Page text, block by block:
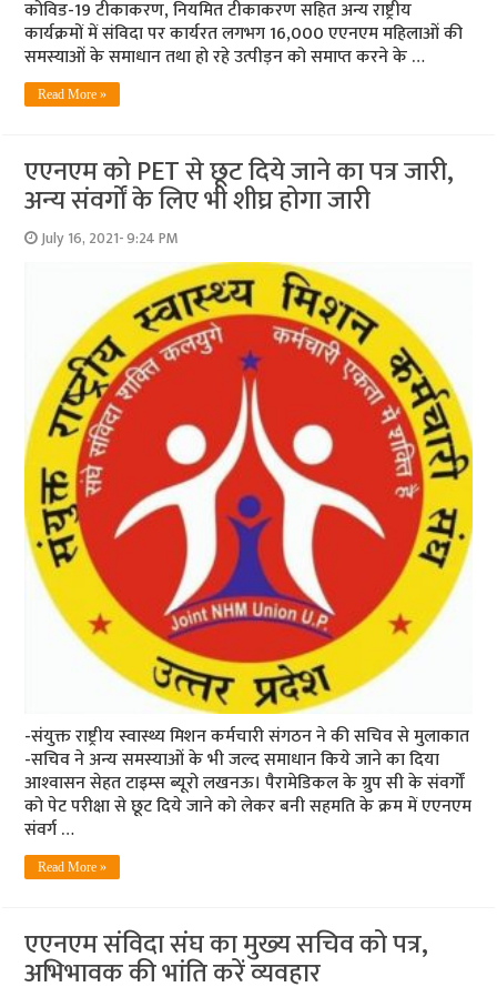
कोविड-19 टीकाकरण, नियमित टीकाकरण सहित अन्य राष्ट्रीय
कार्यक्रमों में संविदा पर कार्यरत लगभग 16,000 एएनएम महिलाओं की
समस्याओं के समाधान तथा हो रहे उत्पीड़न को समाप्त करने के …
Read More »
एएनएम को PET से छूट दिये जाने का पत्र जारी,
अन्‍य संवर्गों के लिए भी शीघ्र होगा जारी
July 16, 2021- 9:24 PM
-संयुक्त राष्ट्रीय स्वास्थ्य मिशन कर्मचारी संगठन ने की सचिव से मुलाकात
-स‍चिव ने अन्‍य समस्‍याओं के भी जल्‍द समाधान किये जाने का दिया
आश्‍वासन सेहत टाइम्‍स ब्‍यूरो लखनऊ। पैरामेडिकल के ग्रुप सी के संवर्गों
को पेट परीक्षा से छूट दिये जाने को लेकर बनी सहमति के क्रम में एएनएम
संवर्ग …
Read More »
एएनएम संविदा संघ का मुख्‍य सचिव को पत्र,
अभिभावक की भांति करें व्‍यवहार